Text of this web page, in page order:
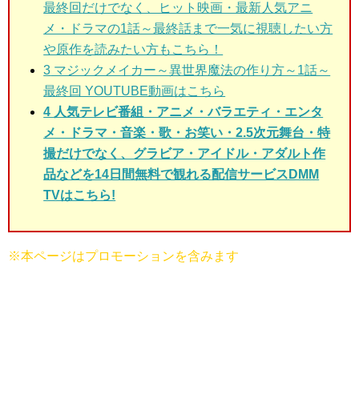
最終回 だけでなく、ヒット映画・最新人気アニ
メ・ドラマの1話～最終話まで一気に視聴したい方
や原作を読みたい方もこちら！
3 マジックメイカー～異世界魔法の作り方～1話～
最終回 YOUTUBE動画はこちら
4 人気テレビ番組・アニメ・バラエティ・エンタ
メ・ドラマ・音楽・歌・お笑い・2.5次元舞台・特
撮だけでなく、グラビア・アイドル・アダルト作
品などを14日間無料で観れる配信サービスDMM
TVはこちら!
※本ページはプロモーションを含みます